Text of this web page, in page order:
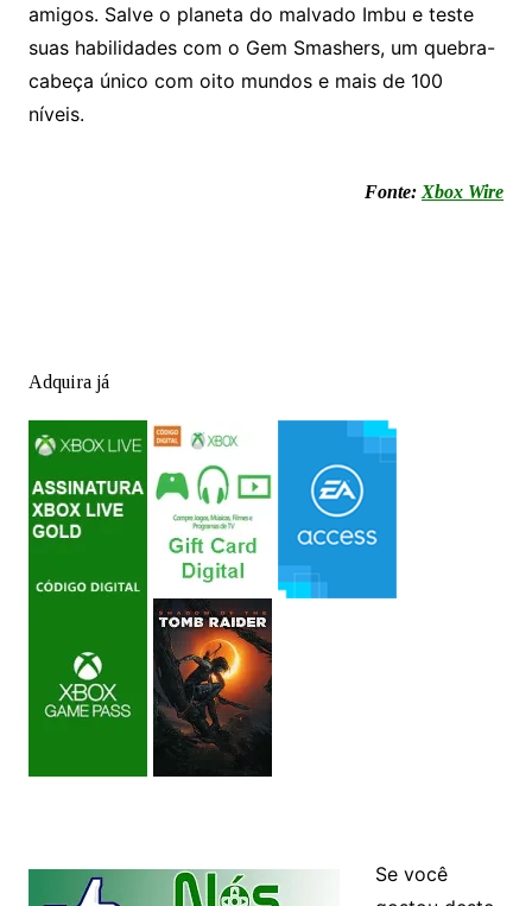
amigos. Salve o planeta do malvado Imbu e teste
suas habilidades com o Gem Smashers, um quebra-
cabeça único com oito mundos e mais de 100
níveis.
Fonte: Xbox Wire
Adquira já
Se você